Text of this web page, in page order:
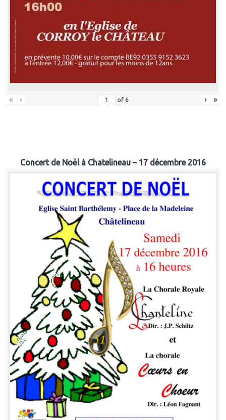
« ‹ of 6 › »
Concert de Noël à Chatelineau – 17 décembre 2016